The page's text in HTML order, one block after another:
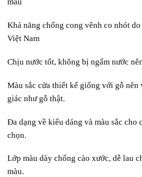
màu
Khả năng chống cong vênh co nhót
Việt Nam
Chịu nước tốt, không bị ngấm nước
Màu sắc cửa thiết kế giống với gỗ nên
giác như gỗ thật.
Đa dạng về kiểu dáng và màu sắc cho
chọn.
Lớp màu dày chống cào xước, dễ lau
màu.